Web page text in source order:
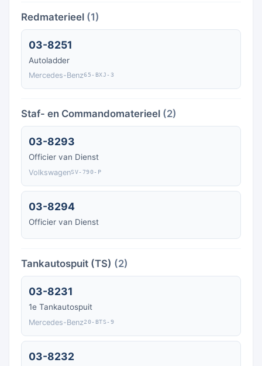
Redmaterieel (1)
03-8251
Autoladder
Mercedes-Benz65-BXJ-3
Staf- en Commandomaterieel (2)
03-8293
Officier van Dienst
VolkswagenSV-790-P
03-8294
Officier van Dienst
Tankautospuit (TS) (2)
03-8231
1e Tankautospuit
Mercedes-Benz20-BTS-9
03-8232